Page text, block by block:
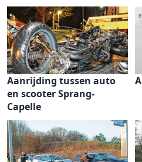
Aanrijding tussen auto
en scooter Sprang-
Capelle